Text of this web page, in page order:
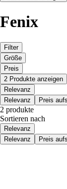
Fenix
Filter
Größe
Preis
2 Produkte anzeigen
Relevanz
Relevanz
Preis
2 produkte
Sortieren nach
Relevanz
Relevanz
Preis